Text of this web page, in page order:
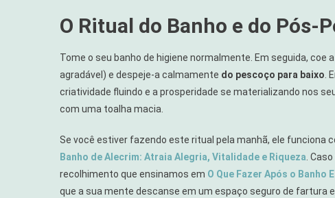
O Ritual do Banho e do Pós-
Tome o seu banho de higiene normalmente. Em seguida,
agradável) e despeje-a calmamente do pescoço para baixo.
criatividade fluindo e a prosperidade se materializando nos
com uma toalha macia.
Se você estiver fazendo este ritual pela manhã, ele
Banho de Alecrim: Atraia Alegria, Vitalidade e Riqueza.
recolhimento que ensinamos em O Que Fazer Após o
que a sua mente descanse em um espaço seguro de fartura